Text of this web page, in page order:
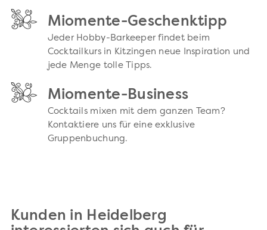
Miomente-Geschenktipp
Jeder Hobby-Barkeeper findet beim
Cocktailkurs in Kitzingen neue Inspiration und
jede Menge tolle Tipps.
Miomente-Business
Cocktails mixen mit dem ganzen Team?
Kontaktiere uns für eine exklusive
Gruppenbuchung.
Kunden in Heidelberg